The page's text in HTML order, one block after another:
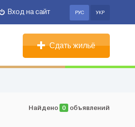
Вход на сайт РУС УКР
Сдать жильё
Найдено 0 объявлений